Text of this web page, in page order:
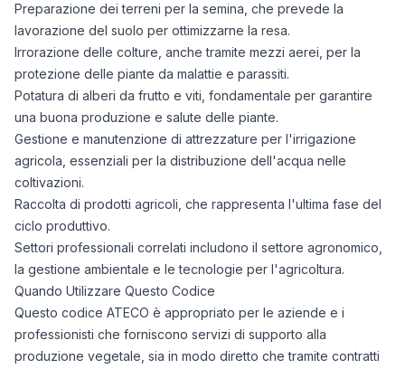
Preparazione dei terreni per la semina, che prevede la
lavorazione del suolo per ottimizzarne la resa.
Irrorazione delle colture, anche tramite mezzi aerei, per la
protezione delle piante da malattie e parassiti.
Potatura di alberi da frutto e viti, fondamentale per garantire
una buona produzione e salute delle piante.
Gestione e manutenzione di attrezzature per l'irrigazione
agricola, essenziali per la distribuzione dell'acqua nelle
coltivazioni.
Raccolta di prodotti agricoli, che rappresenta l'ultima fase del
ciclo produttivo.
Settori professionali correlati includono il settore agronomico,
la gestione ambientale e le tecnologie per l'agricoltura.
Quando Utilizzare Questo Codice
Questo codice ATECO è appropriato per le aziende e i
professionisti che forniscono servizi di supporto alla
produzione vegetale, sia in modo diretto che tramite contratti